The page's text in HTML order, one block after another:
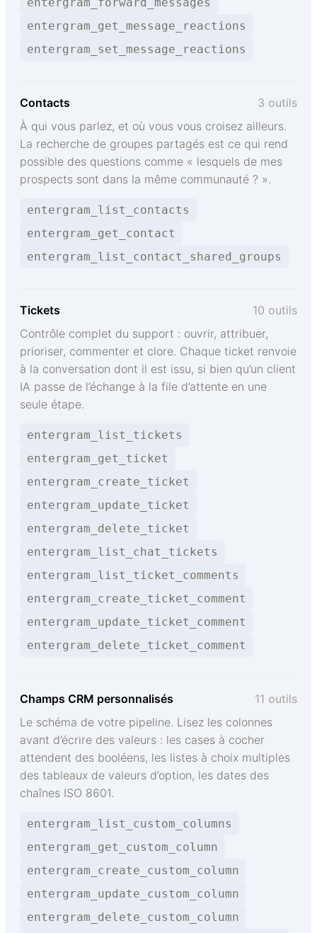
entergram_get_message_reactions
entergram_set_message_reactions
Contacts
3 outils
À qui vous parlez, et où vous vous croisez ailleurs.
La recherche de groupes partagés est ce qui rend
possible des questions comme « lesquels de mes
prospects sont dans la même communauté ? ».
entergram_list_contacts
entergram_get_contact
entergram_list_contact_shared_groups
Tickets
10 outils
Contrôle complet du support : ouvrir, attribuer,
prioriser, commenter et clore. Chaque ticket renvoie
à la conversation dont il est issu, si bien qu’un client
IA passe de l’échange à la file d’attente en une
seule étape.
entergram_list_tickets
entergram_get_ticket
entergram_create_ticket
entergram_update_ticket
entergram_delete_ticket
entergram_list_chat_tickets
entergram_list_ticket_comments
entergram_create_ticket_comment
entergram_update_ticket_comment
entergram_delete_ticket_comment
Champs CRM personnalisés
11 outils
Le schéma de votre pipeline. Lisez les colonnes
avant d’écrire des valeurs : les cases à cocher
attendent des booléens, les listes à choix multiples
des tableaux de valeurs d’option, les dates des
chaînes ISO 8601.
entergram_list_custom_columns
entergram_get_custom_column
entergram_create_custom_column
entergram_update_custom_column
entergram_delete_custom_column